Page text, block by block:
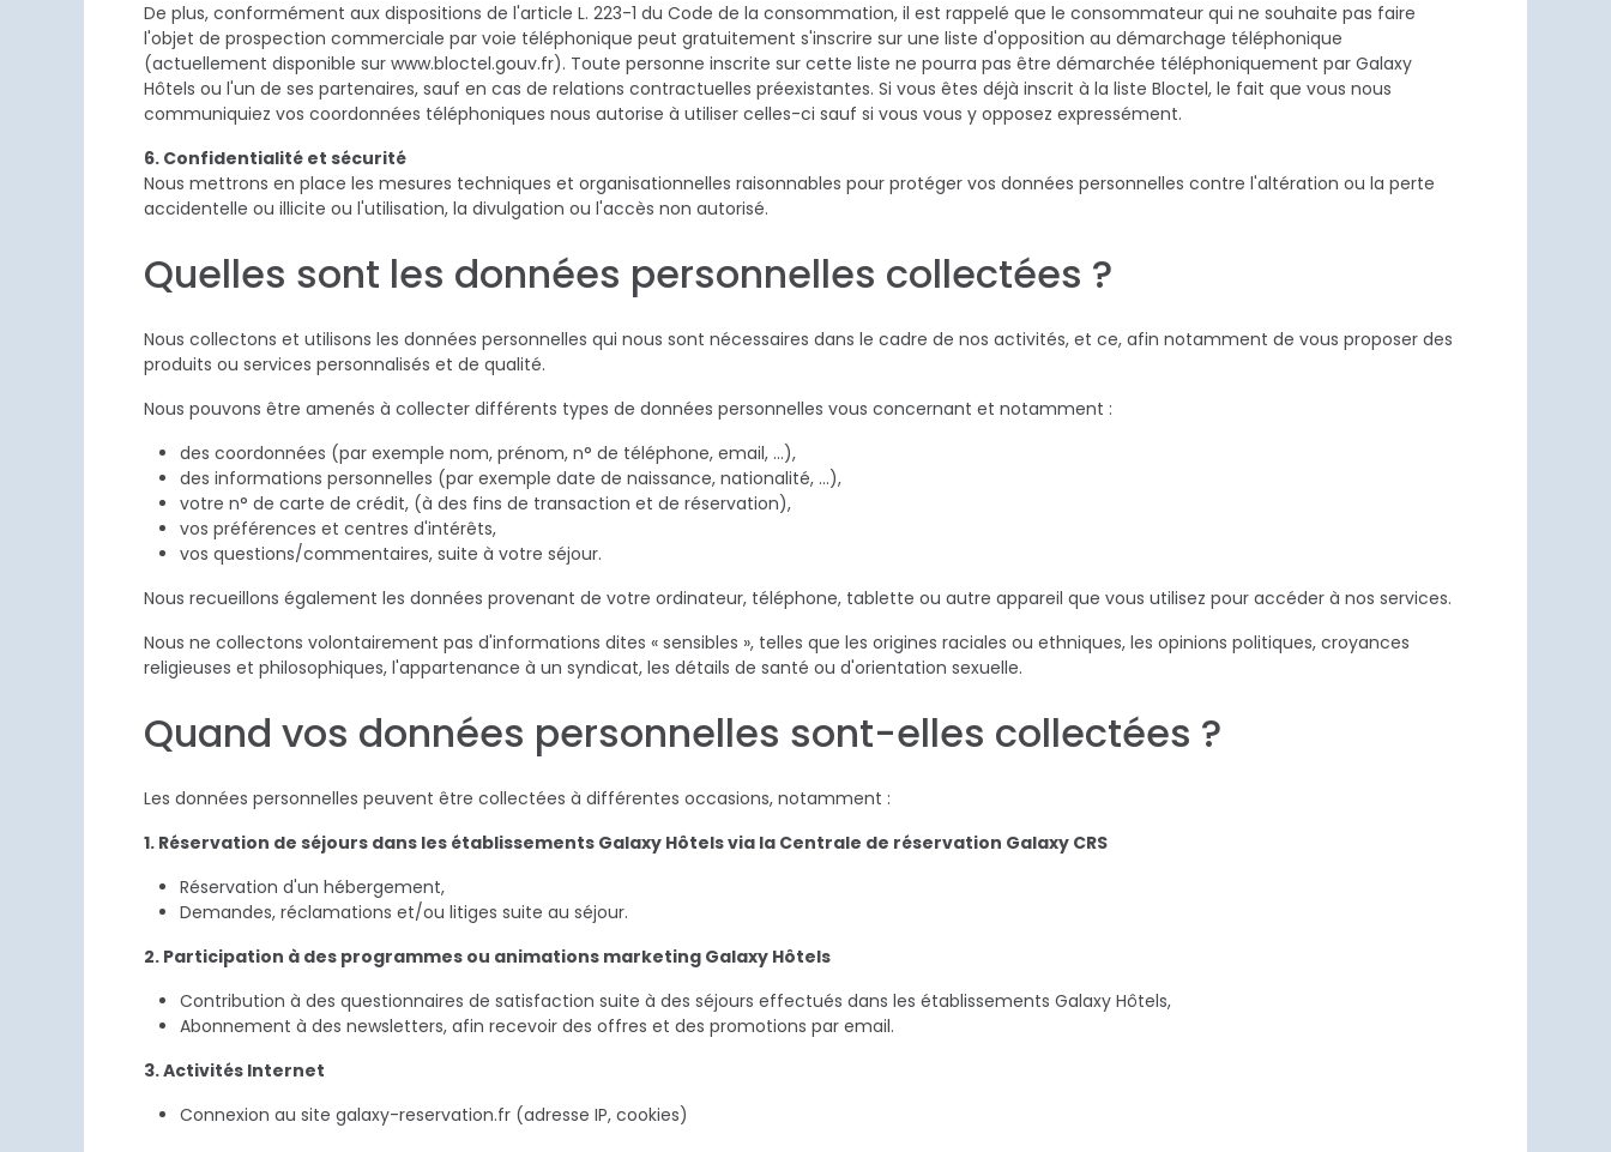
De plus, conformément aux dispositions de l'article L. 223-1 du Code de la consommation, il est rappelé que le consommateur qui ne souhaite pas faire
l'objet de prospection commerciale par voie téléphonique peut gratuitement s'inscrire sur une liste d'opposition au démarchage téléphonique
(actuellement disponible sur www.bloctel.gouv.fr). Toute personne inscrite sur cette liste ne pourra pas être démarchée téléphoniquement par Galaxy
Hôtels ou l'un de ses partenaires, sauf en cas de relations contractuelles préexistantes. Si vous êtes déjà inscrit à la liste Bloctel, le fait que vous nous
communiquiez vos coordonnées téléphoniques nous autorise à utiliser celles-ci sauf si vous vous y opposez expressément.
6. Confidentialité et sécurité
Nous mettrons en place les mesures techniques et organisationnelles raisonnables pour protéger vos données personnelles contre l'altération ou la perte
accidentelle ou illicite ou l'utilisation, la divulgation ou l'accès non autorisé.
Quelles sont les données personnelles collectées ?
Nous collectons et utilisons les données personnelles qui nous sont nécessaires dans le cadre de nos activités, et ce, afin notamment de vous proposer des
produits ou services personnalisés et de qualité.
Nous pouvons être amenés à collecter différents types de données personnelles vous concernant et notamment :
des coordonnées (par exemple nom, prénom, n° de téléphone, email, …),
des informations personnelles (par exemple date de naissance, nationalité, …),
votre n° de carte de crédit, (à des fins de transaction et de réservation),
vos préférences et centres d'intérêts,
vos questions/commentaires, suite à votre séjour.
Nous recueillons également les données provenant de votre ordinateur, téléphone, tablette ou autre appareil que vous utilisez pour accéder à nos services.
Nous ne collectons volontairement pas d'informations dites « sensibles », telles que les origines raciales ou ethniques, les opinions politiques, croyances
religieuses et philosophiques, l'appartenance à un syndicat, les détails de santé ou d'orientation sexuelle.
Quand vos données personnelles sont-elles collectées ?
Les données personnelles peuvent être collectées à différentes occasions, notamment :
1. Réservation de séjours dans les établissements Galaxy Hôtels via la Centrale de réservation Galaxy CRS
Réservation d'un hébergement,
Demandes, réclamations et/ou litiges suite au séjour.
2. Participation à des programmes ou animations marketing Galaxy Hôtels
Contribution à des questionnaires de satisfaction suite à des séjours effectués dans les établissements Galaxy Hôtels,
Abonnement à des newsletters, afin recevoir des offres et des promotions par email.
3. Activités Internet
Connexion au site galaxy-reservation.fr (adresse IP, cookies)